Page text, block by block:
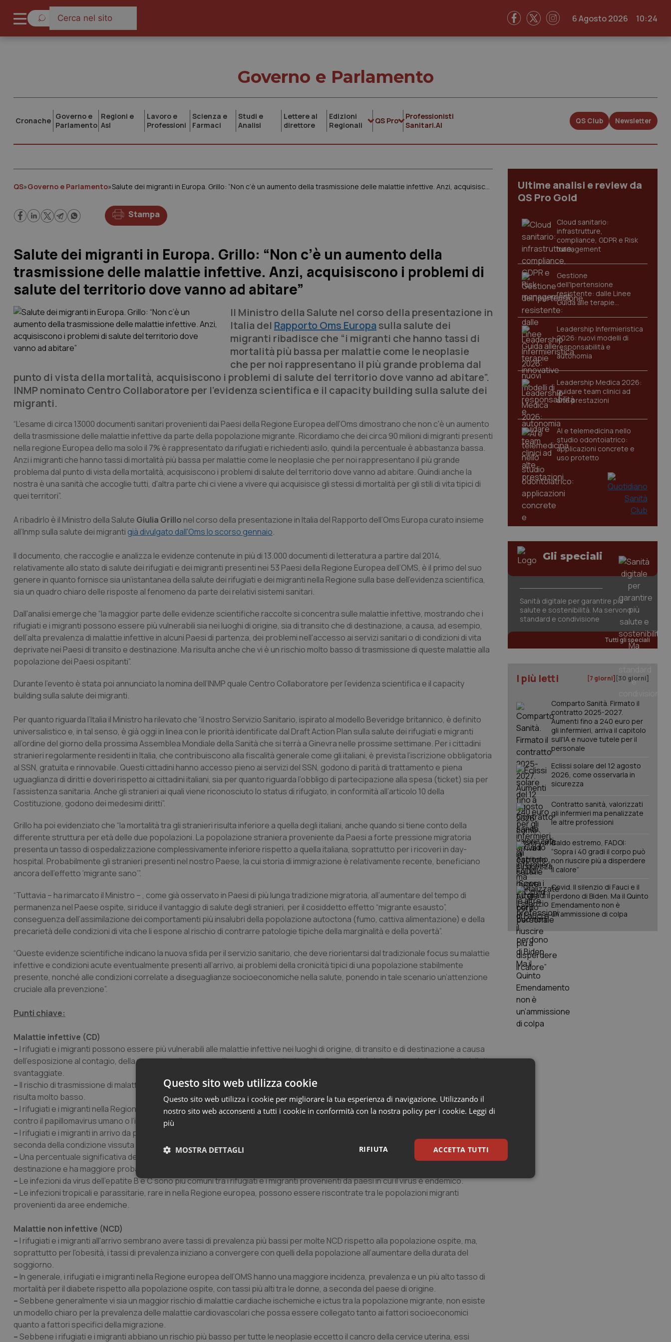
6 Agosto 2026 10:24
Governo e Parlamento
Cronache Governo e
Parlamento
Regioni e
Asl
Lavoro e
Professioni
Scienza e
Farmaci
Studi e
Analisi
Lettere al
direttore
Edizioni
Regionali
QS Pro
Professionisti
Sanitari.AI
QS Club Newsletter
QS»Governo e Parlamento» Salute dei migranti in Europa. Grillo: “Non c’è un aumento della trasmissione delle malattie infettive. Anzi, acquisiscono i problemi di salute del territorio dove vanno ad abitare”
Stampa
Salute dei migranti in Europa. Grillo: “Non c’è un aumento della
trasmissione delle malattie infettive. Anzi, acquisiscono i problemi di
salute del territorio dove vanno ad abitare”
Il Ministro della Salute nel corso della presentazione in
Italia del Rapporto Oms Europasulla salute dei
migranti ribadisce che “i migranti che hanno tassi di
mortalità più bassa per malattie come le neoplasie
che per noi rappresentano il più grande problema dal
punto di vista della mortalità, acquisiscono i problemi di salute del territorio dove vanno ad abitare”.
INMP nominato Centro Collaboratore per l’evidenza scientifica e il capacity building sulla salute dei
migranti.
“L’esame di circa 13000 documenti sanitari provenienti dai Paesi della Regione Europea dell'Oms dimostrano che non c'è un aumento
della trasmissione delle malattie infettive da parte della popolazione migrante. Ricordiamo che dei circa 90 milioni di migranti presenti
nella regione Europea dello ma solo il 7% è rappresentato da rifugiati e richiedenti asilo, quindi la percentuale è abbastanza bassa.
Anzi i migranti che hanno tassi di mortalità più bassa per malattie come le neoplasie che per noi rappresentano il più grande
problema dal punto di vista della mortalità, acquisiscono i problemi di salute del territorio dove vanno ad abitare. Quindi anche la
nostra è una sanità che accoglie tutti, d'altra parte chi ci viene a vivere qui acquisisce gli stessi di mortalità per gli stili di vita tipici di
quei territori”.
A ribadirlo è il Ministro della Salute Giulia Grillo nel corso della presentazione in Italia del Rapporto dell’Oms Europa curato insieme
all’Inmp sulla salute dei migranti già divulgato dall'Oms lo scorso gennaio.
Il documento, che raccoglie e analizza le evidenze contenute in più di 13.000 documenti di letteratura a partire dal 2014,
relativamente allo stato di salute dei rifugiati e dei migranti presenti nei 53 Paesi della Regione Europea dell’OMS, è il primo del suo
genere in quanto fornisce sia un’istantanea della salute dei rifugiati e dei migranti nella Regione sulla base dell’evidenza scientifica,
sia un quadro chiaro delle risposte al fenomeno da parte dei relativi sistemi sanitari.
Dall'analisi emerge che “la maggior parte delle evidenze scientifiche raccolte si concentra sulle malattie infettive, mostrando che i
rifugiati e i migranti possono essere più vulnerabili sia nei luoghi di origine, sia di transito che di destinazione, a causa, ad esempio,
dell’alta prevalenza di malattie infettive in alcuni Paesi di partenza, dei problemi nell'accesso ai servizi sanitari o di condizioni di vita
deprivate nei Paesi di transito e destinazione. Ma risulta anche che vi è un rischio molto basso di trasmissione di queste malattie alla
popolazione dei Paesi ospitanti”.
Durante l’evento è stata poi annunciato la nomina dell’INMP quale Centro Collaboratore per l’evidenza scientifica e il capacity
building sulla salute dei migranti.
Per quanto riguarda l’Italia il Ministro ha rilevato che “il nostro Servizio Sanitario, ispirato al modello Beveridge britannico, è definito
universalistico e, in tal senso, è già oggi in linea con le priorità identificate dal Draft Action Plan sulla salute dei rifugiati e migranti
all’ordine del giorno della prossima Assemblea Mondiale della Sanità che si terrà a Ginevra nelle prossime settimane. Per i cittadini
stranieri regolarmente residenti in Italia, che contribuiscono alla fiscalità generale come gli italiani, è prevista l’iscrizione obbligatoria
al SSN, gratuita e rinnovabile. Questi cittadini hanno accesso pieno ai servizi del SSN, godono di parità di trattamento e piena
uguaglianza di diritti e doveri rispetto ai cittadini italiani, sia per quanto riguarda l’obbligo di partecipazione alla spesa (ticket) sia per
l’assistenza sanitaria. Anche gli stranieri ai quali viene riconosciuto lo status di rifugiato, in conformità all’articolo 10 della
Costituzione, godono dei medesimi diritti”.
Grillo ha poi evidenziato che “la mortalità tra gli stranieri risulta inferiore a quella degli italiani, anche quando si tiene conto della
differente struttura per età delle due popolazioni. La popolazione straniera proveniente da Paesi a forte pressione migratoria
presenta un tasso di ospedalizzazione complessivamente inferiore rispetto a quella italiana, soprattutto per i ricoveri in day-
hospital. Probabilmente gli stranieri presenti nel nostro Paese, la cui storia di immigrazione è relativamente recente, beneficiano
ancora dell’effetto ‘migrante sano’”.
“Tuttavia – ha rimarcato il Ministro – , come già osservato in Paesi di più lunga tradizione migratoria, all’aumentare del tempo di
permanenza nel Paese ospite, si riduce il vantaggio di salute degli stranieri, per il cosiddetto effetto “migrante esausto”,
conseguenza dell’assimilazione dei comportamenti più insalubri della popolazione autoctona (fumo, cattiva alimentazione) e della
precarietà delle condizioni di vita che li espone al rischio di contrarre patologie tipiche della marginalità e della povertà”.
“Queste evidenze scientifiche indicano la nuova sfida per il servizio sanitario, che deve riorientarsi dal tradizionale focus su malattie
infettive e condizioni acute eventualmente presenti all’arrivo, ai problemi della cronicità tipici di una popolazione stabilmente
presente, nonché alle condizioni correlate a diseguaglianze socioeconomiche nella salute, ponendo in tale scenario un’attenzione
cruciale alla prevenzione”.
Punti chiave:
Malattie infettive (CD)
– I rifugiati e i migranti possono essere più vulnerabili alle malattie infettive nei luoghi di origine, di transito e di destinazione a causa
dell'esposizione al contagio, della mancanza di accesso all'assistenza sanitaria, della discontinuità delle cure e delle condizioni di vita
svantaggiate.
– Il rischio di trasmissione di malattie infettive dalla popolazione migrante alla popolazione ospitante della Regione Europea dell'OMS
risulta molto basso.
– I rifugiati e i migranti nella Regione possono avere una minore copertura per le vaccinazioni introdotte di recente, come quelle
contro il papillomavirus umano o l’influenza.
– I rifugiati e i migranti in arrivo da paesi con un'alta prevalenza di tubercolosi sono a maggior rischio di sviluppare la malattia, a
seconda della condizione vissuta nel loro paese, durante il viaggio e delle condizioni di vita e di lavoro nel paese ospitante.
– Una percentuale significativa dei rifugiati e migranti affetti da HIV acquisisce l’infezione dopo essere giunta nel paese di
destinazione e ha maggiore probabilità di avere una diagnosi ritardata.
– Le infezioni da virus dell'epatite B e C sono più comuni tra i rifugiati e i migranti provenienti da paesi in cui il virus è endemico.
– Le infezioni tropicali e parassitarie, rare in nella Regione europea, possono essere riscontrate tra le popolazioni migranti
provenienti da aree endemiche.
Malattie non infettive (NCD)
– I rifugiati e i migranti all'arrivo sembrano avere tassi di prevalenza più bassi per molte NCD rispetto alla popolazione ospite, ma,
soprattutto per l'obesità, i tassi di prevalenza iniziano a convergere con quelli della popolazione all’aumentare della durata del
soggiorno.
– In generale, i rifugiati e i migranti nella Regione europea dell’OMS hanno una maggiore incidenza, prevalenza e un più alto tasso di
mortalità per il diabete rispetto alla popolazione ospite, con tassi più alti tra le donne, a seconda del paese di origine.
–Sebbene generalmente vi sia un maggior rischio di malattie cardiache ischemiche e ictus tra la popolazione migrante, non esiste
un modello chiaro per la prevalenza delle malattie cardiovascolari che possa essere collegato tanto ai fattori socioeconomici
quanto a fattori specifici della migrazione.
–Sebbene i rifugiati e i migranti abbiano un rischio più basso per tutte le neoplasie eccetto il cancro della cervice uterina, essi
Ultime analisi e review da
QS Pro Gold
Cloud sanitario:
infrastrutture,
compliance, GDPR e Risk
management
Gestione
dell'Ipertensione
resistente: dalle Linee
Guida alle terapie
innovative
Leadership Infermieristica
2026: nuovi modelli di
responsabilità e
autonomia
Leadership Medica 2026:
guidare team clinici ad
alte prestazioni
AI e telemedicina nello
studio odontoiatrico:
applicazioni concrete e
uso protetto
Gli speciali
Sanità digitale per garantire più
salute e sostenibilità. Ma servono
standard e condivisione
Tutti gli speciali
I più letti [7 giorni] [30 giorni]
Comparto Sanità. Firmato il
contratto 2025-2027.
Aumenti fino a 240 euro per
gli infermieri, arriva il capitolo
sull'IA e nuove tutele per il
personale
Eclissi solare del 12 agosto
2026, come osservarla in
sicurezza
Contratto sanità, valorizzati
gli infermieri ma penalizzate
le altre professioni
Caldo estremo, FADOI:
“Sopra i 40 gradi il corpo può
non riuscire più a disperdere
il calore”
Covid. Il silenzio di Fauci e il
perdono di Biden. Ma il Quinto
Emendamento non è
un’ammissione di colpa
Questo sito web utilizza cookie
Questo sito web utilizza i cookie per migliorare la tua esperienza di navigazione. Utilizzando il
nostro sito web acconsenti a tutti i cookie in conformità con la nostra policy per i cookie. Leggi di
più
ACCETTA TUTTI
RIFIUTA
MOSTRA DETTAGLI
Necessari Statistici Marketing
Necessari Statistici Marketing
e l'accesso alle aree protette del sito. Il sito web non è in grado di funzionare correttamente senza questi cookie.
Nome
Fornitore / Dominio Scadenza
Descrizione
VISITOR_PRIVACY_METADATA
.youtube.com
5 mesi 4
settimane
Questo cookie viene utilizzato per memorizzare le
scelte di consenso e privacy dell'utente per la loro
impostazioni sulla privacy, garantendo che le loro